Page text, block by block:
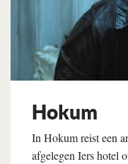
Hokum
In Hokum reist een
afgelegen Iers hotel